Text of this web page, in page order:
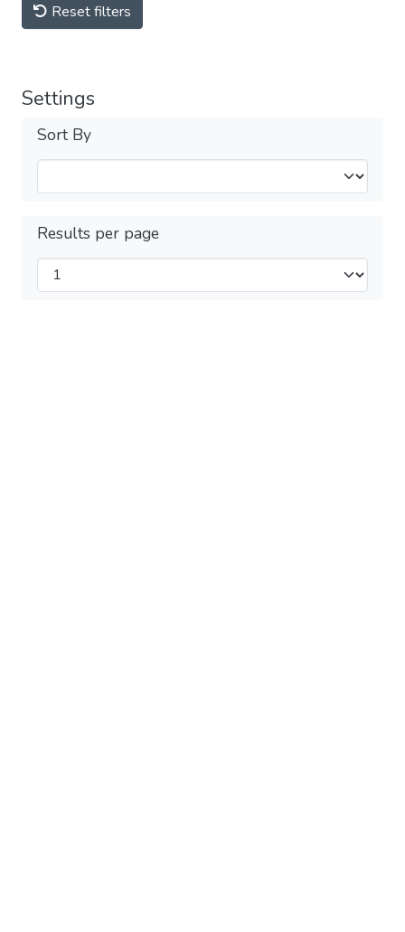
Reset filters
Settings
Sort By
Results per page